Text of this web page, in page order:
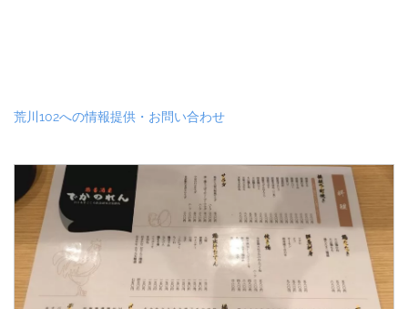
荒川102への情報提供・お問い合わせ